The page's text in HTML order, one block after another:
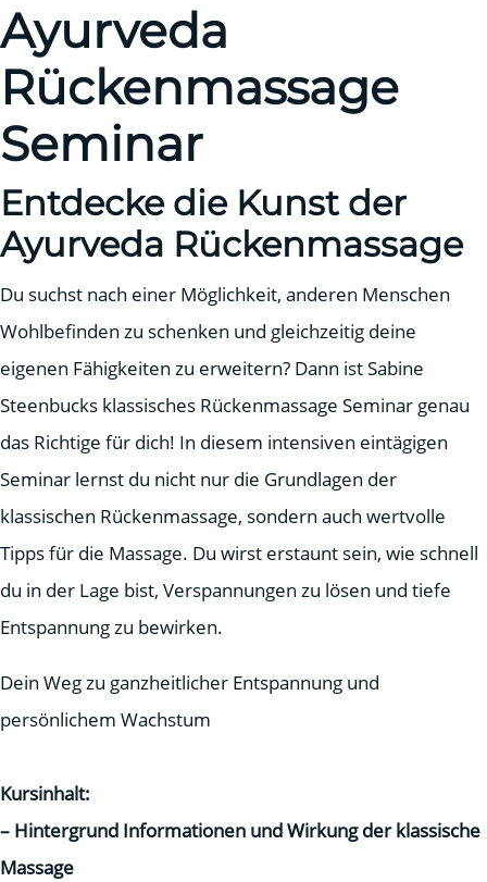
Ayurveda
Rückenmassage
Seminar
Entdecke die Kunst der
Ayurveda Rückenmassage
Du suchst nach einer Möglichkeit, anderen Menschen
Wohlbefinden zu schenken und gleichzeitig deine
eigenen Fähigkeiten zu erweitern? Dann ist Sabine
Steenbucks klassisches Rückenmassage Seminar genau
das Richtige für dich! In diesem intensiven eintägigen
Seminar lernst du nicht nur die Grundlagen der
klassischen Rückenmassage, sondern auch wertvolle
Tipps für die Massage. Du wirst erstaunt sein, wie schnell
du in der Lage bist, Verspannungen zu lösen und tiefe
Entspannung zu bewirken.
Dein Weg zu ganzheitlicher Entspannung und
persönlichem Wachstum
Kursinhalt:
– Hintergrund Informationen und Wirkung der klassische
Massage